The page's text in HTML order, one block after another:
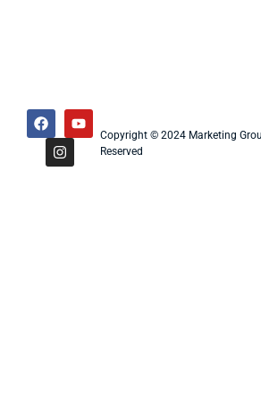
Copyright © 2024 Marketing
Reserved